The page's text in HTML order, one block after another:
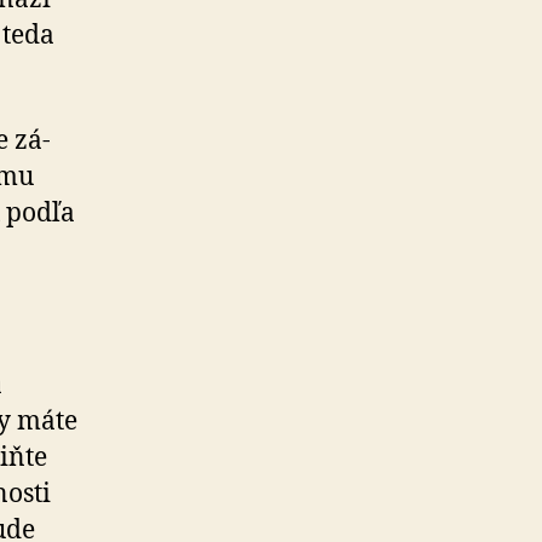
zá­
podľa
máte